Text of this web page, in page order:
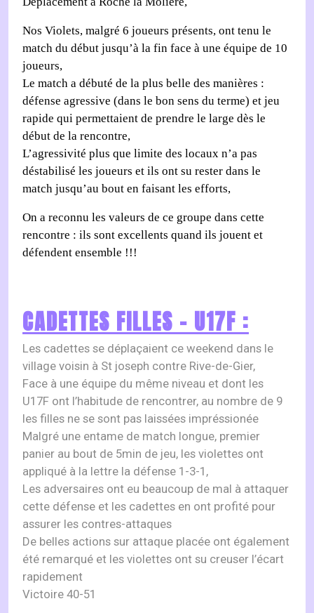
Nos Violets, malgré 6 joueurs présents, ont tenu le
match du début jusqu’à la fin face à une équipe de 10
joueurs,
Le match a débuté de la plus belle des manières :
défense agressive (dans le bon sens du terme) et jeu
rapide qui permettaient de prendre le large dès le
début de la rencontre,
L’agressivité plus que limite des locaux n’a pas
déstabilisé les joueurs et ils ont su rester dans le
match jusqu’au bout en faisant les efforts,
On a reconnu les valeurs de ce groupe dans cette
rencontre : ils sont excellents quand ils jouent et
défendent ensemble !!!
CADETTES FILLES – U17F :
Les cadettes se déplaçaient ce weekend dans le
village voisin à St joseph contre Rive-de-Gier,
Face à une équipe du même niveau et dont les
U17F ont l’habitude de rencontrer, au nombre de 9
les filles ne se sont pas laissées impréssionée
Malgré une entame de match longue, premier
panier au bout de 5min de jeu, les violettes ont
appliqué à la lettre la défense 1-3-1,
Les adversaires ont eu beaucoup de mal à attaquer
cette défense et les cadettes en ont profité pour
assurer les contres-attaques
De belles actions sur attaque placée ont également
été remarqué et les violettes ont su creuser l’écart
rapidement
Victoire 40-51